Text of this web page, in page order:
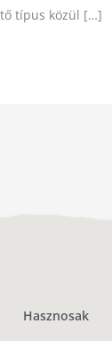
típus közül […]
Hasznosak